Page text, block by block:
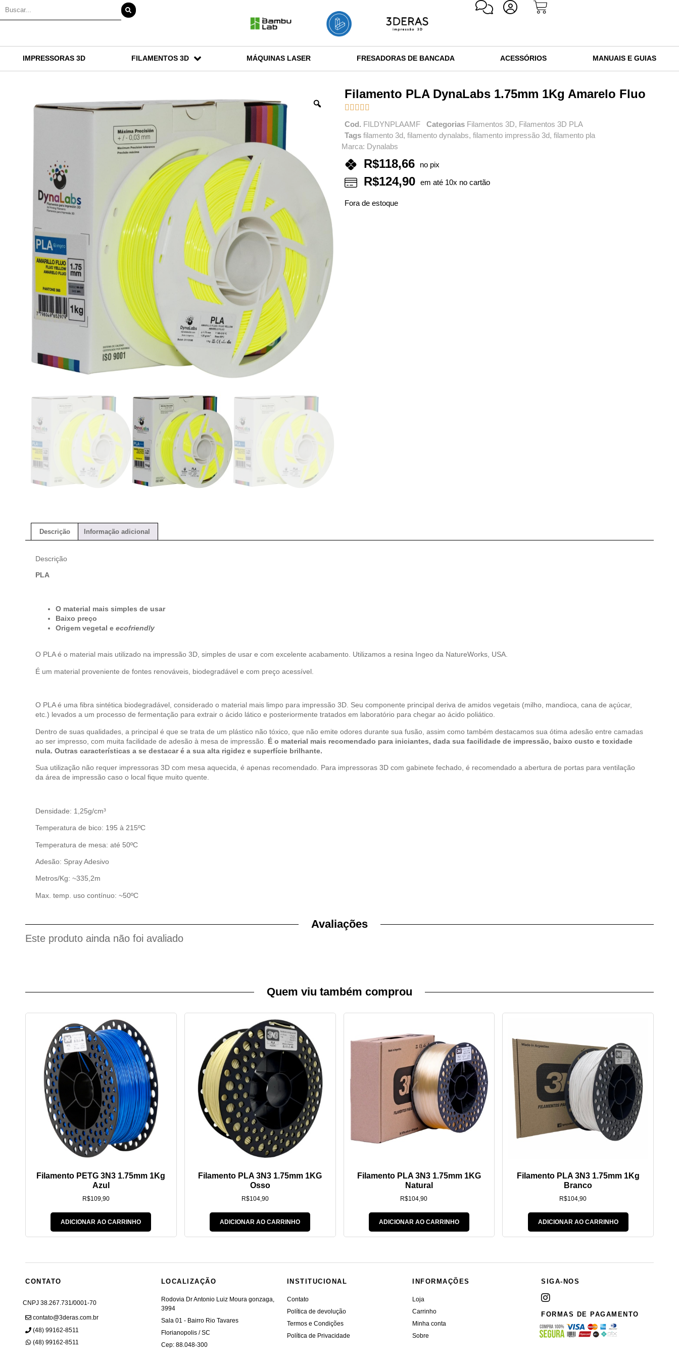
IMPRESSORAS 3D FILAMENTOS 3D MÁQUINAS LASER FRESADORAS DE BANCADA ACESSÓRIOS MANUAIS E GUIAS
Filamento PLA DynaLabs 1.75mm 1Kg Amarelo Fluo
    
Cod. FILDYNPLAAMF Categorias Filamentos 3D, Filamentos 3D PLA
Tags filamento 3d, filamento dynalabs, filamento impressão 3d, filamento pla
Marca: Dynalabs
R$118,66 no pix
R$124,90 em até 10x no cartão
Fora de estoque
Descrição Informação adicional
Descrição
PLA
O material mais simples de usar
Baixo preço
Origem vegetal e ecofriendly
O PLA é o material mais utilizado na impressão 3D, simples de usar e com excelente acabamento. Utilizamos a resina Ingeo da NatureWorks, USA.
É um material proveniente de fontes renováveis, biodegradável e com preço acessível.
O PLA é uma fibra sintética biodegradável, considerado o material mais limpo para impressão 3D. Seu componente principal deriva de amidos vegetais (milho, mandioca, cana de açúcar,
etc.) levados a um processo de fermentação para extrair o ácido lático e posteriormente tratados em laboratório para chegar ao ácido poliático.
Dentro de suas qualidades, a principal é que se trata de um plástico não tóxico, que não emite odores durante sua fusão, assim como também destacamos sua ótima adesão entre camadas
ao ser impresso, com muita facilidade de adesão à mesa de impressão. É o material mais recomendado para iniciantes, dada sua facilidade de impressão, baixo custo e toxidade
nula. Outras características a se destacar é a sua alta rigidez e superfície brilhante.
Sua utilização não requer impressoras 3D com mesa aquecida, é apenas recomendado. Para impressoras 3D com gabinete fechado, é recomendado a abertura de portas para ventilação
da área de impressão caso o local fique muito quente.
Densidade: 1,25g/cm³
Temperatura de bico: 195 à 215ºC
Temperatura de mesa: até 50ºC
Adesão: Spray Adesivo
Metros/Kg: ~335,2m
Max. temp. uso contínuo: ~50ºC
Avaliações
Este produto ainda não foi avaliado
Quem viu também comprou
Filamento PETG 3N3 1.75mm 1Kg
Azul
R$109,90
ADICIONAR AO CARRINHO
Filamento PLA 3N3 1.75mm 1KG
Osso
R$104,90
ADICIONAR AO CARRINHO
Filamento PLA 3N3 1.75mm 1KG
Natural
R$104,90
ADICIONAR AO CARRINHO
Filamento PLA 3N3 1.75mm 1Kg
Branco
R$104,90
ADICIONAR AO CARRINHO
CONTATO
CNPJ 38.267.731/0001-70
contato@3deras.com.br
(48) 99162-8511
(48) 99162-8511
LOCALIZAÇÃO
Rodovia Dr Antonio Luiz Moura gonzaga,
3994
Sala 01 - Bairro Rio Tavares
Florianopolis / SC
Cep: 88.048-300
INSTITUCIONAL
Contato
Política de devolução
Termos e Condições
Política de Privacidade
INFORMAÇÕES
Loja
Carrinho
Minha conta
Sobre
SIGA-NOS
FORMAS DE PAGAMENTO